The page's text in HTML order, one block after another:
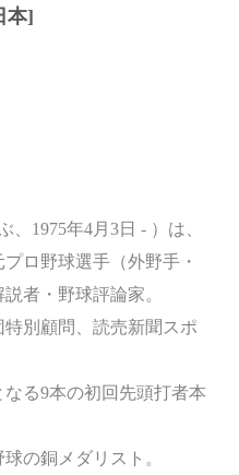
本]
1975年4月3日 - ）は、
ロ野球選手（外野手・
者・野球評論家。
別顧問、読売新聞スポ
る9本の初回先頭打者本
の銅メダリスト。